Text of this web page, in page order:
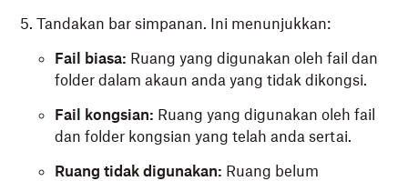
Tandakan bar simpanan. Ini menunjukkan:
Fail biasa: Ruang yang digunakan oleh fail dan
folder dalam akaun anda yang tidak dikongsi.
Fail kongsian: Ruang yang digunakan oleh fail
dan folder kongsian yang telah anda sertai.
Ruang tidak digunakan: Ruang belum